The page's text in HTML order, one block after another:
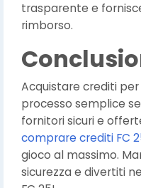
trasparente e
rimborso.
Acquistare crediti
processo semplice
fornitori sicuri e
comprare crediti FC
gioco al massimo.
sicurezza e divertiti